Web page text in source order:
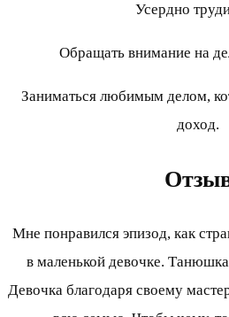
Усердно
Обращать внимание на
Заниматься любимым делом,
доход.
Мне понравился эпизод, как
в маленькой девочке.
Девочка благодаря своему